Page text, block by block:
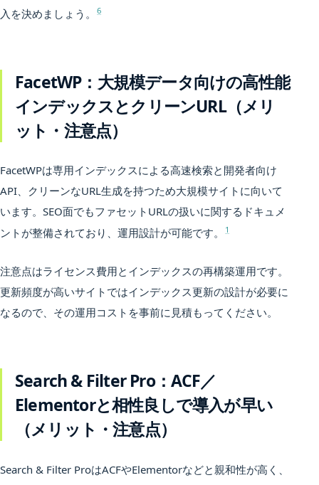
入を決めましょう。
6
FacetWP：大規模データ向けの高性能
インデックスとクリーンURL（メリ
ット・注意点）
FacetWPは専用インデックスによる高速検索と開発者向け
API、クリーンなURL生成を持つため大規模サイトに向いて
います。SEO面でもファセットURLの扱いに関するドキュメ
ントが整備されており、運用設計が可能です。
1
注意点はライセンス費用とインデックスの再構築運用です。
更新頻度が高いサイトではインデックス更新の設計が必要に
なるので、その運用コストを事前に見積もってください。
Search & Filter Pro：ACF／
Elementorと相性良しで導入が早い
（メリット・注意点）
Search & Filter ProはACFやElementorなどと親和性が高く、